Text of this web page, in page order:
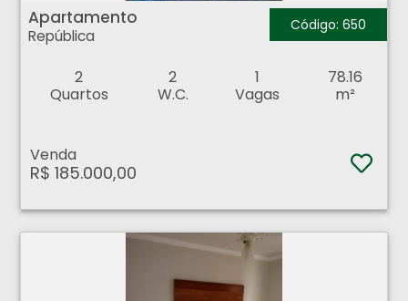
Apartamento
República
Código: 650
2
Quartos
2
W.C.
1
Vagas
78.16
m²
Venda
R$ 185.000,00